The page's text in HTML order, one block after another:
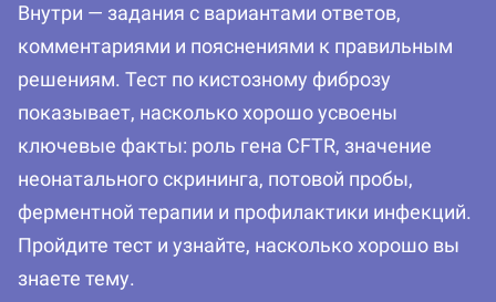
Внутри — задания с вариантами ответов,
комментариями и пояснениями к правильным
решениям. Тест по кистозному фиброзу
показывает, насколько хорошо усвоены
ключевые факты: роль гена CFTR, значение
неонатального скрининга, потовой пробы,
ферментной терапии и профилактики инфекций.
Пройдите тест и узнайте, насколько хорошо вы
знаете тему.